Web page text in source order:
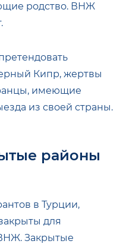
родство. ВНЖ
Кипр, жертвы
имеющие
из своей страны.
районы
в Турции,
для
Закрытые